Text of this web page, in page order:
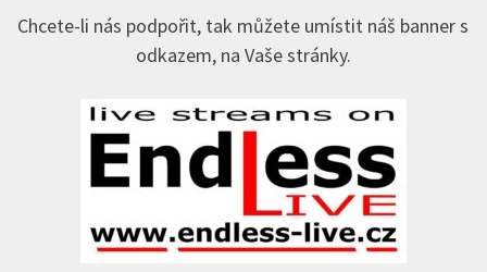
Chcete-li nás podpořit, tak můžete umístit náš banner s
odkazem, na Vaše stránky.